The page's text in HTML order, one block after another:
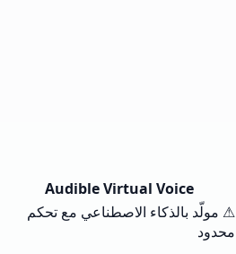
Audible Virtual Voice
⚠ مولّد بالذكاء الاصطناعي مع تحكم
محدود